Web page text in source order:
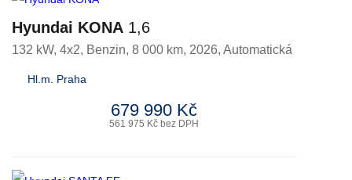
Hyundai KONA 1,6
132 kW, 4x2, Benzin, 8 000 km, 2026, Automatická
Hl.m. Praha
679 990 Kč
561 975 Kč bez DPH